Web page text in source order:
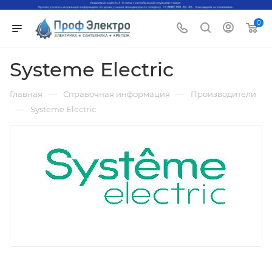
0
Systeme Electric
Главная — Справочная информация — Производители
— Systeme Electric